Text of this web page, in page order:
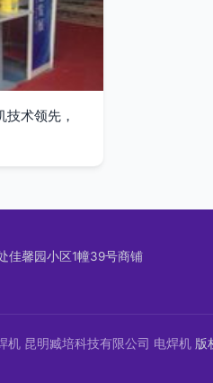
术领先，
佳馨园小区1幢39号商铺
机 昆明臧培科技有限公司 电焊机 版